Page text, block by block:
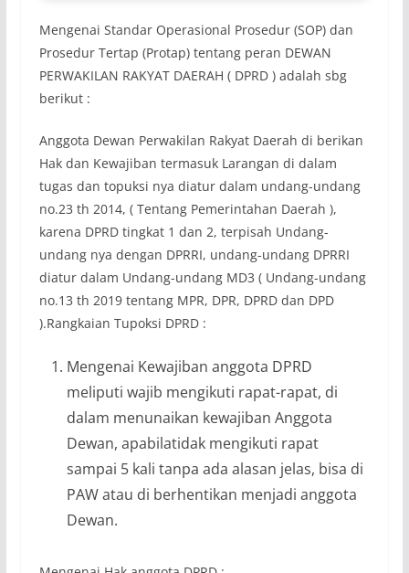
Mengenai Standar Operasional Prosedur (SOP) dan
Prosedur Tertap (Protap) tentang peran DEWAN
PERWAKILAN RAKYAT DAERAH ( DPRD ) adalah sbg
berikut :
Anggota Dewan Perwakilan Rakyat Daerah di berikan
Hak dan Kewajiban termasuk Larangan di dalam
tugas dan topuksi nya diatur dalam undang-undang
no.23 th 2014, ( Tentang Pemerintahan Daerah ),
karena DPRD tingkat 1 dan 2, terpisah Undang-
undang nya dengan DPRRI, undang-undang DPRRI
diatur dalam Undang-undang MD3 ( Undang-undang
no.13 th 2019 tentang MPR, DPR, DPRD dan DPD
).Rangkaian Tupoksi DPRD :
Mengenai Kewajiban anggota DPRD
meliputi wajib mengikuti rapat-rapat, di
dalam menunaikan kewajiban Anggota
Dewan, apabilatidak mengikuti rapat
sampai 5 kali tanpa ada alasan jelas, bisa di
PAW atau di berhentikan menjadi anggota
Dewan.